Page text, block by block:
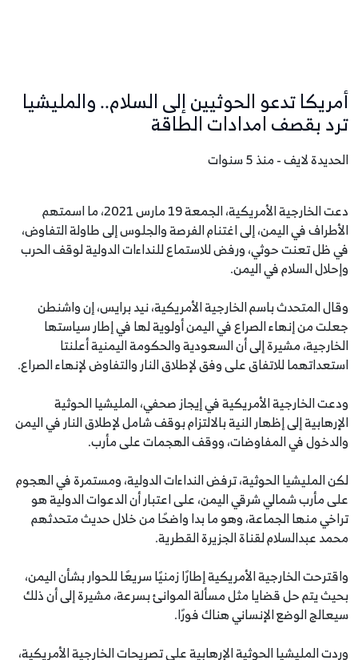
أمريكا تدعو الحوثيين إلى السلام.. والمليشيا
ترد بقصف امدادات الطاقة
الحديدة لايف - منذ 5 سنوات
دعت الخارجية الأمريكية، الجمعة 19 مارس 2021، ما اسمتهم
الأطراف في اليمن، إلى اغتنام الفرصة والجلوس إلى طاولة التفاوض،
في ظل تعنت حوثي، ورفض للاستماع للنداءات الدولية لوقف الحرب
وإحلال السلام في اليمن.
وقال المتحدث باسم الخارجية الأمريكية، نيد برايس، إن واشنطن
جعلت من إنهاء الصراع في اليمن أولوية لها في إطار سياستها
الخارجية، مشيرة إلى أن السعودية والحكومة اليمنية أعلنتا
استعداتهما للاتفاق على وفق لإطلاق النار والتفاوض لإنهاء الصراع.
ودعت الخارجية الأمريكية في إيجاز صحفي، المليشيا الحوثية
الإرهابية إلى إظهار النية بالالتزام بوقف شامل لإطلاق النار في اليمن
والدخول في المفاوضات، ووقف الهجمات على مأرب.
لكن المليشيا الحوثية، ترفض النداءات الدولية، ومستمرة في الهجوم
على مأرب شمالي شرقي اليمن، على اعتبار أن الدعوات الدولية هو
تراخي منها الجماعة، وهو ما بدا واضحًا من خلال حديث متحدثهم
محمد عبدالسلام لقناة الجزيرة القطرية.
واقترحت الخارجية الأمريكية إطارًا زمنيًا سريعًا للحوار بشأن اليمن،
بحيث يتم حل قضايا مثل مسألة الموانئ بسرعة، مشيرة إلى أن ذلك
سيعالج الوضع الإنساني هناك فورًا.
وردت المليشيا الحوثية الإرهابية على تصريحات الخارجية الأمريكية،